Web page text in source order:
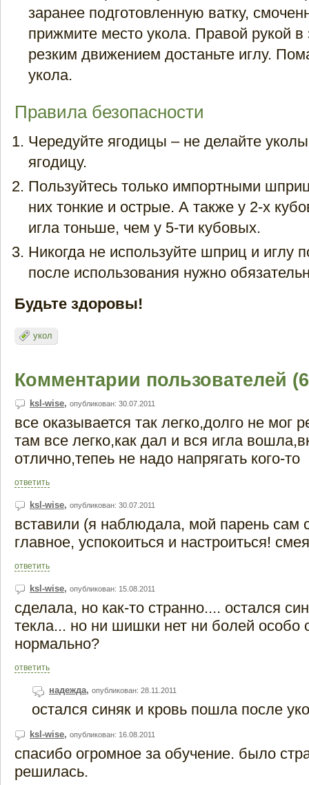
заранее подготовленную ватку,
прижмите место укола. Правой рукой в
резким движением достаньте иглу.
укола.
Правила безопасности
Чередуйте ягодицы – не делайте
ягодицу.
Пользуйтесь только импортными
них тонкие и острые. А также у 2-х
игла тоньше, чем у 5-ти кубовых.
Никогда не используйте шприц и иглу
после использования нужно
Будьте здоровы!
укол
Комментарии пользователей
ksl-wise, опубликован: 30.07.2011
все оказывается так легко,долго не мог
там все легко,как дал и вся игла
отлично,тепеь не надо напрягать кого-то
ответить
ksl-wise, опубликован: 30.07.2011
вставили (я наблюдала, мой парень сам
главное, успокоиться и настроиться!
ответить
ksl-wise, опубликован: 15.08.2011
сделала, но как-то странно.... остался
текла... но ни шишки нет ни болей особо
нормально?
ответить
надежда, опубликован: 28.11.2011
остался синяк и кровь пошла после
ksl-wise, опубликован: 16.08.2011
спасибо огромное за обучение. было
решилась.